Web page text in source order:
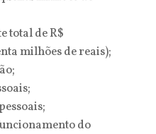
total de R$
milhões de reais);
do